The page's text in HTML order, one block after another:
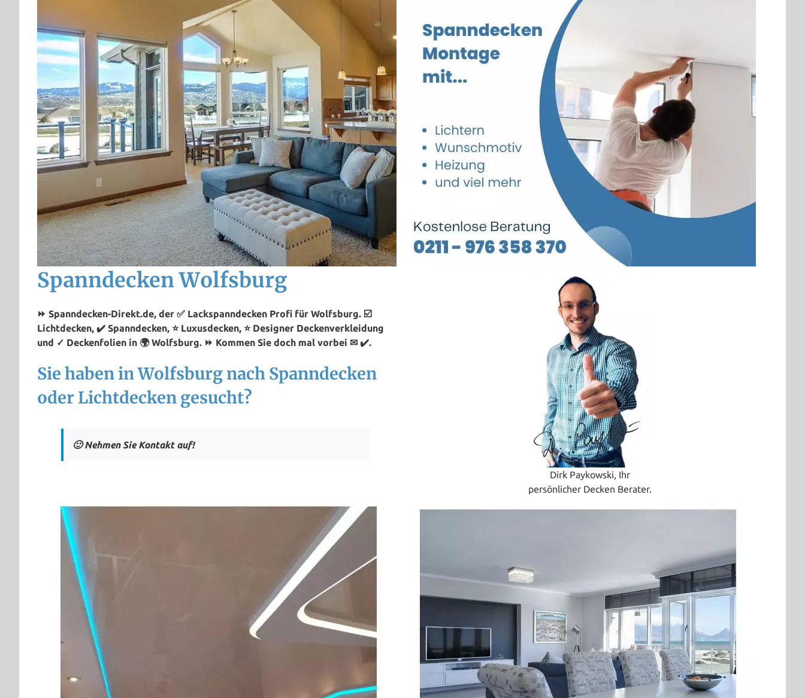
Spanndecken Wolfsburg
⏩ Spanndecken-Direkt.de, der ✅ Lackspanndecken Profi für Wolfsburg. ☑️
Lichtdecken, ✔️ Spanndecken, ⭐ Luxusdecken, ⭐ Designer Deckenverkleidung
und ✓ Deckenfolien in 🌍 Wolfsburg. ⏩ Kommen Sie doch mal vorbei ✉ ✔️.
Sie haben in Wolfsburg nach Spanndecken
oder Lichtdecken gesucht?
🙂 Nehmen Sie Kontakt auf!
Dirk Paykowski, Ihr
persönlicher Decken Berater.